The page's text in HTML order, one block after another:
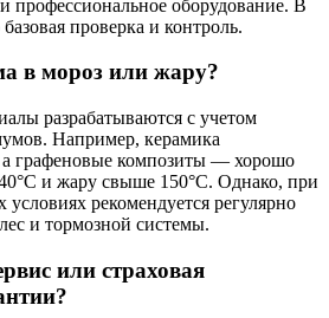
профессиональное оборудование. В
проверка и контроль.
в мороз или жару?
разрабатываются с учетом
Например, керамика
а графеновые композиты — хорошо
и жару свыше 150°C. Однако, при
рекомендуется регулярно
и тормозной системы.
или страховая